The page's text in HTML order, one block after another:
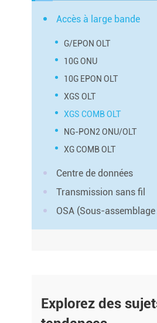
Accès à large bande
G/EPON OLT
10G ONU
10G EPON OLT
XGS OLT
XGS COMB OLT
NG-PON2 ONU/OLT
XG COMB OLT
Centre de données
Transmission sans fil
OSA (Sous-
Explorez des